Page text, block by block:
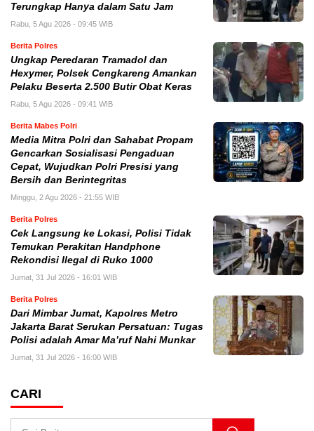
Terungkap Hanya dalam Satu Jam
Rabu, 5 Agu 2026 - 09:45 WIB
Berita Polres
Ungkap Peredaran Tramadol dan
Hexymer, Polsek Cengkareng Amankan
Pelaku Beserta 2.500 Butir Obat Keras
Rabu, 5 Agu 2026 - 09:41 WIB
Berita Mabes Polri
Media Mitra Polri dan Sahabat Propam
Gencarkan Sosialisasi Pengaduan
Cepat, Wujudkan Polri Presisi yang
Bersih dan Berintegritas
Minggu, 2 Agu 2026 - 21:55 WIB
Berita Polres
Cek Langsung ke Lokasi, Polisi Tidak
Temukan Perakitan Handphone
Rekondisi Ilegal di Ruko 1000
Jumat, 31 Jul 2026 - 16:01 WIB
Berita Polres
Dari Mimbar Jumat, Kapolres Metro
Jakarta Barat Serukan Persatuan: Tugas
Polisi adalah Amar Ma’ruf Nahi Munkar
Jumat, 31 Jul 2026 - 16:00 WIB
CARI